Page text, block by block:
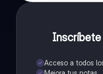
Acceso a todos